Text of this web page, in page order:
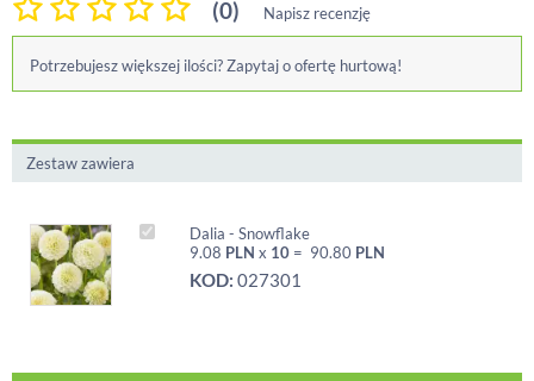
(0) Napisz recenzję
Potrzebujesz większej ilości? Zapytaj o ofertę hurtową!
Zestaw zawiera
Dalia - Snowflake
9.08 PLN x 10 = 90.80 PLN
KOD: 027301